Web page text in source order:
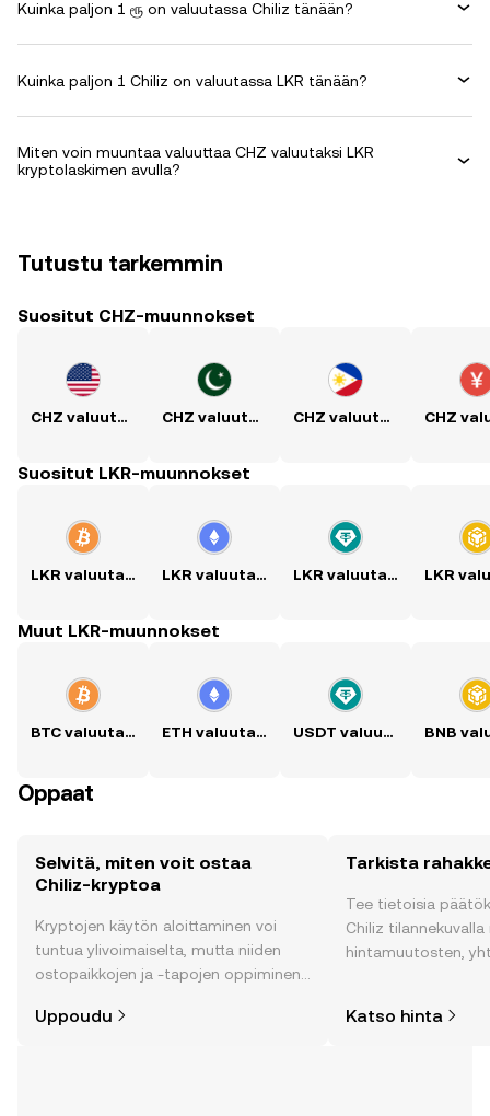
Kuinka paljon 1 ரூ on valuutassa Chiliz tänään?
Kuinka paljon 1 Chiliz on valuutassa LKR tänään?
Miten voin muuntaa valuuttaa CHZ valuutaksi LKR
kryptolaskimen avulla?
Tutustu tarkemmin
Suositut CHZ-muunnokset
CHZ valuutaksi USD CHZ valuutaksi PKR CHZ valuutaksi PHP
Suositut LKR-muunnokset
LKR valuutaksi BTC LKR valuutaksi ETH LKR valuutaksi USDT
Muut LKR-muunnokset
BTC valuutaksi LKR ETH valuutaksi LKR USDT valuutaksi LKR
Oppaat
Selvitä, miten voit ostaa
Chiliz-kryptoa
Kryptojen käytön aloittaminen voi
tuntua ylivoimaiselta, mutta niiden
ostopaikkojen ja -tapojen oppiminen
matkasi OKX:n mobiilisovelluksessa
Uppoudu
Tarkista
Tee tietoisia
Chiliz tilannekuvalla
hintamuutosten,
Katso hinta